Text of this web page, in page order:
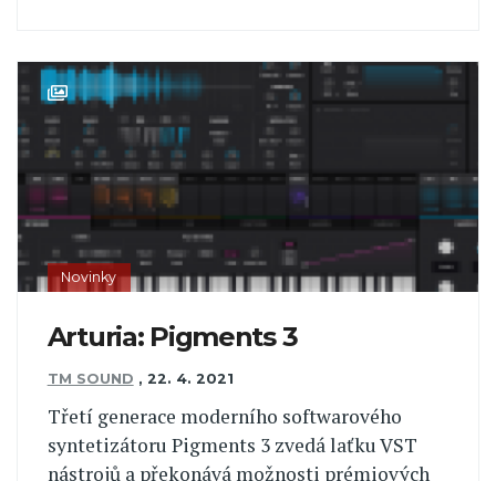
Novinky
Arturia: Pigments 3
TM SOUND , 22. 4. 2021
Třetí generace moderního softwarového
syntetizátoru Pigments 3 zvedá laťku VST
nástrojů a překonává možnosti prémiových